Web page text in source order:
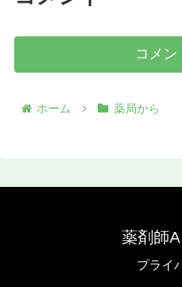
コメン
ホーム 薬局から
薬剤師
プライ